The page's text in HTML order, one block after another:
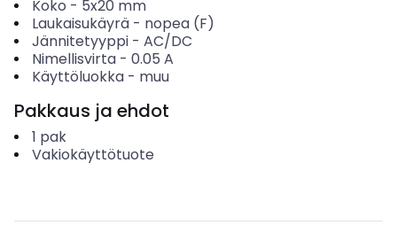
Koko - 5x20 mm
Laukaisukäyrä- nopea (F)
Jännitetyyppi- AC/DC
Nimellisvirta- 0.05 A
Käyttöluokka- muu
Pakkaus ja ehdot
1 pak
Vakiokäyttötuote